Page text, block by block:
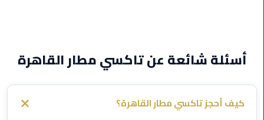
ليموزين
المهندسين
ليموزين
أسئلة شائعة عن تاكسي مطار القاهرة
كيف أحجز تاكسي مطار القاهرة؟